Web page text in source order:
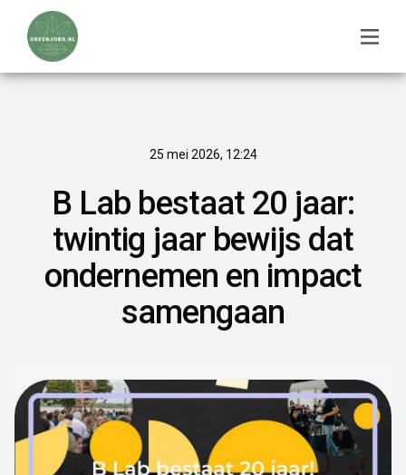
25 mei 2026, 12:24
B Lab bestaat 20 jaar:
twintig jaar bewijs dat
ondernemen en impact
samengaan